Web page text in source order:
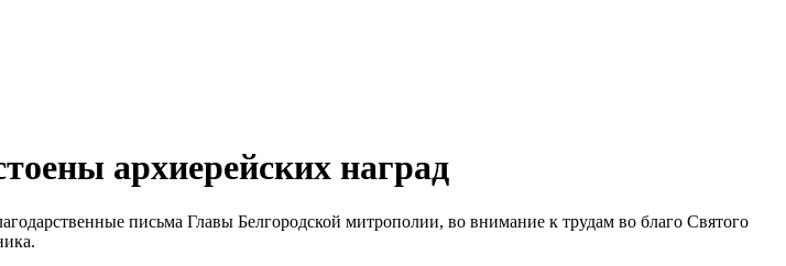
архиерейских наград
письма Главы Белгородской митрополии, во внимание к трудам во благо Святого